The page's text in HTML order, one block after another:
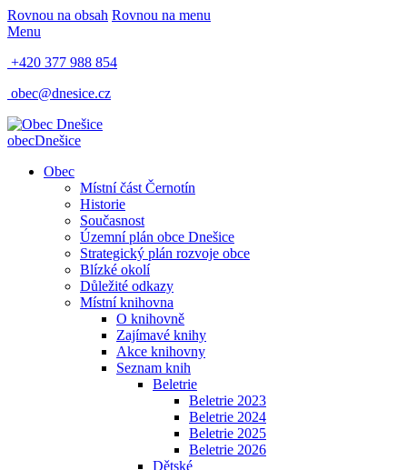
Rovnou na obsah Rovnou na menu
Menu
+420 377 988 854
obec@dnesice.cz
obecDnešice
Obec
Místní část Černotín
Historie
Současnost
Územní plán obce Dnešice
Strategický plán rozvoje obce
Blízké okolí
Důležité odkazy
Místní knihovna
O knihovně
Zajímavé knihy
Akce knihovny
Seznam knih
Beletrie
Beletrie 2023
Beletrie 2024
Beletrie 2025
Beletrie 2026
Dětské